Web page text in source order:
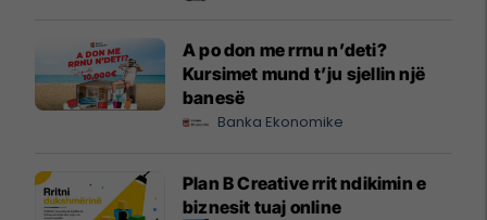
A po don me rrnu n’deti?
Kursimet mund t’ju sjellin një
banesë
Banka Ekonomike
Plan B Creative rrit ndikimin e
biznesit tuaj online